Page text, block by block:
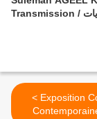
< Exposition Collective